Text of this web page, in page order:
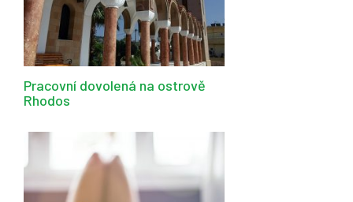
Pracovní dovolená na ostrově
Rhodos